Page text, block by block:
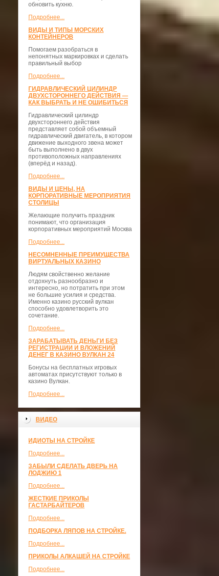
обновить кухню.
Подробнее...
ВИДЫ И ТИПЫ МОРСКИХ
КОНТЕЙНЕРОВ
Помогаем разобраться в
непонятных маркировках и сделать
правильный выбор
Подробнее...
ГИДРАВЛИЧЕСКИЙ ЦИЛИНДР
ДВУХСТОРОННЕГО ДЕЙСТВИЯ —
КАК ВЫБРАТЬ И НЕ ОШИБИТЬСЯ
Гидравлический цилиндр
двухстороннего действия
представляет собой объемный
гидравлический двигатель, в котором
движение выходного звена может
быть выполнено в двух
противоположных направлениях
(вперёд и назад).
Подробнее...
ВИДЫ И ЦЕНЫ, НА
КОРПОРАТИВНЫЕ МЕРОПРИЯТИЯ
СТОЛИЦЫ
Желающие получить праздник
понимают, что организация
корпоративных мероприятий Москва
Подробнее...
НЕСОМНЕННЫЕ ПРЕИМУЩЕСТВА
ВИРТУАЛЬНЫХ КАЗИНО
Людям свойственно желание
отдохнуть разнообразно и
интересно, но потратить при этом
не большие усилия и средства.
Именно казино русский вулкан
способно удовлетворить это
сочетание.
Подробнее...
ЗАРАБАТЫВАТЬ ДЕНЬГИ БЕЗ
РЕГИСТРАЦИИ И ВЛОЖЕНИЙ
ДЕНЕГ В КАЗИНО ВУЛКАН 24
Бонусы на бесплатных игровых
автоматах присутствуют только в
казино Вулкан.
Подробнее...
ВИДЕО
ИДИОТЫ НА СТРОЙКЕ
Подробнее...
ЗАБЫЛИ СДЕЛАТЬ ДВЕРЬ НА
ЛОДЖИЮ 1
Подробнее...
ЖЕСТКИЕ ПРИКОЛЫ
ГАСТАРБАЙТЕРОВ
Подробнее...
ПОДБОРКА ЛЯПОВ НА СТРОЙКЕ.
Подробнее...
ПРИКОЛЫ АЛКАШЕЙ НА СТРОЙКЕ
Подробнее...